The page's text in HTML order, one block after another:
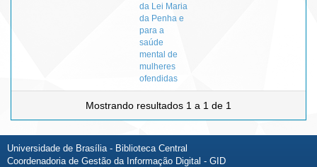
da Lei Maria
da Penha e
para a
saúde
mental de
mulheres
ofendidas
Mostrando resultados 1 a 1 de 1
Universidade de Brasília - Biblioteca Central
Coordenadoria de Gestão da Informação Digital - GID